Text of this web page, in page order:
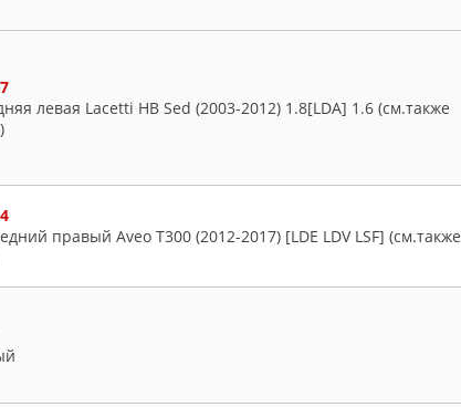
левая Lacetti HB Sed (2003-2012) 1.8[LDA] 1.6 (см.также
правый Aveo T300 (2012-2017) [LDE LDV LSF] (см.также